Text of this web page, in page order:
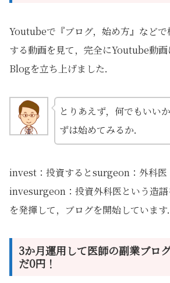
Youtubeで『ブログ，始め方』など
する動画を見て，完全にYoutube動
Blogを立ち上げました．
とりあえず，何でもいい
ずは始めてみるか．
invest：投資するとsurgeon：外科医
invesurgeon：投資外科医という造語
を発揮して，ブログを開始しています．
3か月運用して医師の副業ブロ
だ0円！